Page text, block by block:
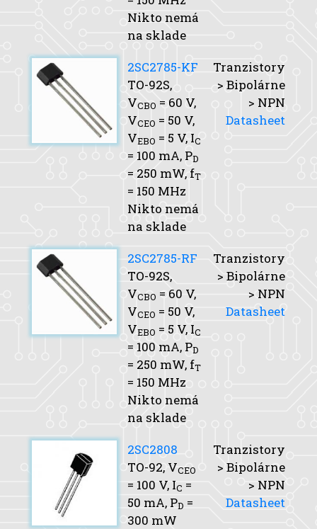
Nikto nemá
na sklade
2SC2785-KF
TO-92S,
VCBO = 60 V,
VCEO = 50 V,
VEBO = 5 V, IC
= 100 mA, PD
= 250 mW, fT
= 150 MHz
Nikto nemá
na sklade
Tranzistory
> Bipolárne
> NPN
Datasheet
2SC2785-RF
TO-92S,
VCBO = 60 V,
VCEO = 50 V,
VEBO = 5 V, IC
= 100 mA, PD
= 250 mW, fT
= 150 MHz
Nikto nemá
na sklade
Tranzistory
> Bipolárne
> NPN
Datasheet
2SC2808
TO-92, VCEO
= 100 V, IC =
50 mA, PD =
300 mW
Tranzistory
> Bipolárne
> NPN
Datasheet